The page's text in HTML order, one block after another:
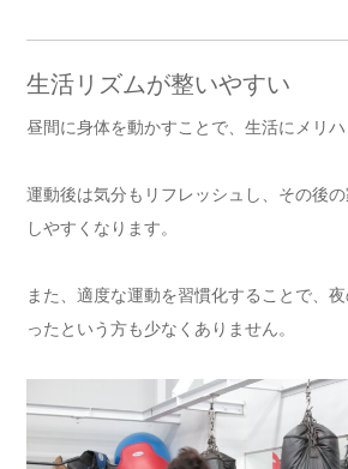
生活リズムが整いやすい
昼間に身体を動かすことで、生活にメリハ
運動後は気分もリフレッシュし、その後
しやすくなります。
また、適度な運動を習慣化することで、
ったという方も少なくありません。